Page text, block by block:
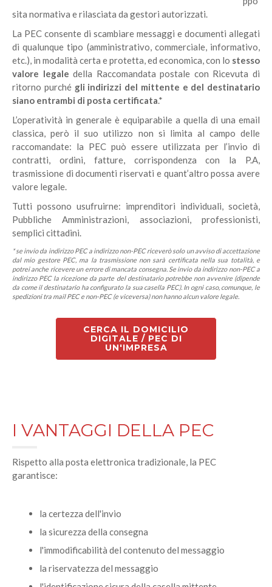
sita normativa e rilasciata da gestori autorizzati.
La PEC consente di scambiare messaggi e documenti allegati
di qualunque tipo (amministrativo, commerciale, informativo,
etc.), in modalità certa e protetta, ed economica, con lo stesso
valore legale della Raccomandata postale con Ricevuta di
ritorno purché gli indirizzi del mittente e del destinatario
siano entrambi di posta certificata.*
L’operatività in generale è equiparabile a quella di una email
classica, però il suo utilizzo non si limita al campo delle
raccomandate: la PEC può essere utilizzata per l’invio di
contratti, ordini, fatture, corrispondenza con la P.A,
trasmissione di documenti riservati e quant’altro possa avere
valore legale.
Tutti possono usufruirne: imprenditori individuali, società,
Pubbliche Amministrazioni, associazioni, professionisti,
semplici cittadini.
* se invio da indirizzo PEC a indirizzo non-PEC riceverò solo un avviso di accettazione
dal mio gestore PEC, ma la trasmissione non sarà certificata nella sua totalità, e
potrei anche ricevere un errore di mancata consegna. Se invio da indirizzo non-PEC a
indirizzo PEC la ricezione da parte del destinatario potrebbe non avvenire (dipende
da come il destinatario ha configurato la sua casella PEC). In ogni caso, comunque, le
spedizioni tra mail PEC e non-PEC (e viceversa) non hanno alcun valore legale.
CERCA IL DOMICILIO
DIGITALE / PEC DI
UN'IMPRESA
I VANTAGGI DELLA PEC
Rispetto alla posta elettronica tradizionale, la PEC
garantisce:
la certezza dell'invio
la sicurezza della consegna
l'immodificabilità del contenuto del messaggio
la riservatezza del messaggio